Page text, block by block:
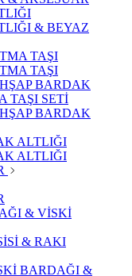
& BEYAZ
TAŞI
TAŞI
BARDAK
TAŞI SETİ
BARDAK
ALTLIĞI
ALTLIĞI
& VİSKİ
& RAKI
BARDAĞI &